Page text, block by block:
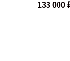
133 000